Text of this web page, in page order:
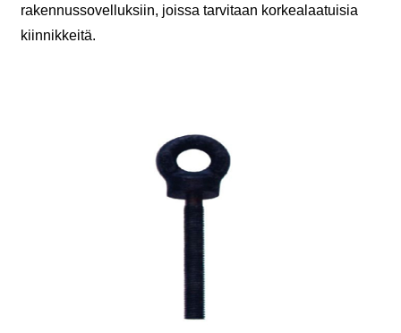
rakennussovelluksiin, joissa tarvitaan korkealaatuisia
kiinnikkeitä.